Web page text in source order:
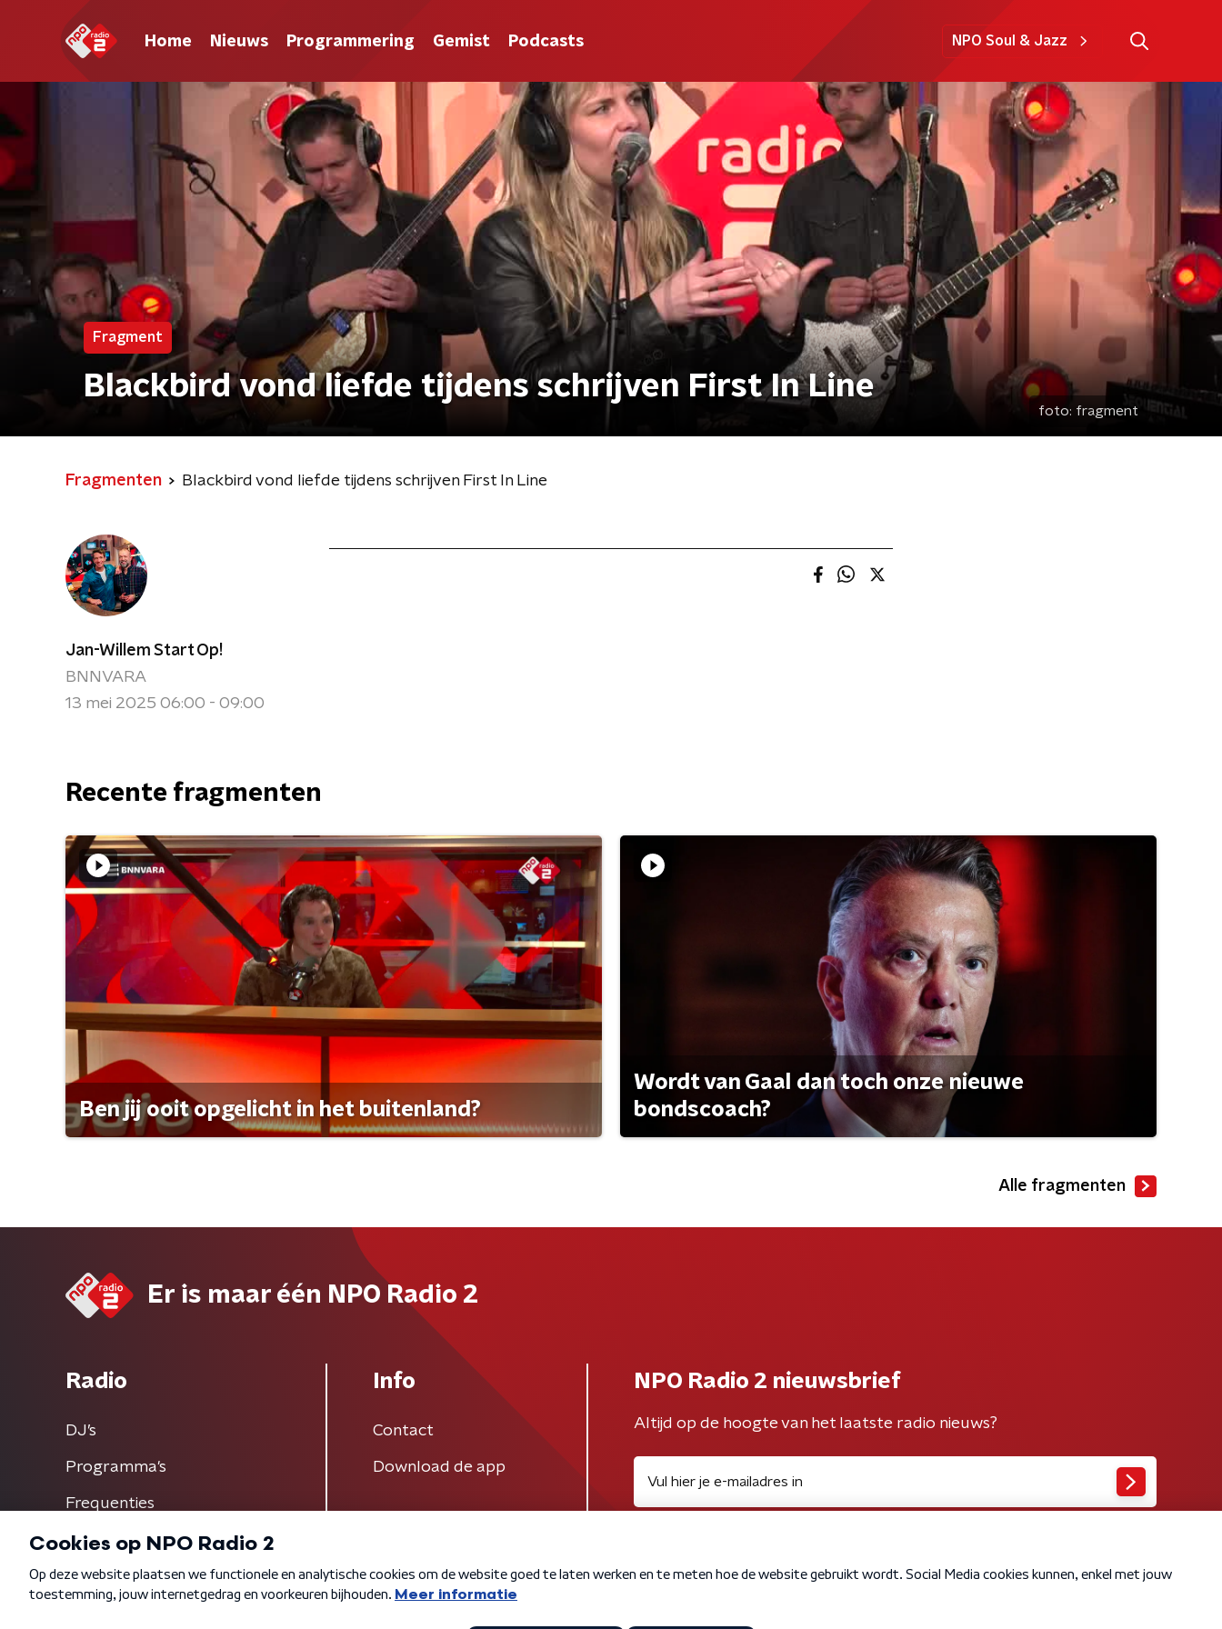
Home Nieuws Programmering Gemist Podcasts NPO Soul & Jazz
Fragment
Blackbird vond liefde tijdens schrijven First In Line
foto: fragment
Fragmenten Blackbird vond liefde tijdens schrijven First In Line
Jan-Willem Start Op!
BNNVARA
13 mei 2025 06:00 - 09:00
Recente fragmenten
Ben jij ooit opgelicht in het buitenland?
Wordt van Gaal dan toch onze nieuwe
bondscoach?
Alle fragmenten
Er is maar één NPO Radio 2
Radio
DJ’s
Programma's
Frequenties
Info
Contact
Download de app
NPO Radio 2 nieuwsbrief
Altijd op de hoogte van het laatste radio nieuws?
Algemene voorwaarden Privacybeleid